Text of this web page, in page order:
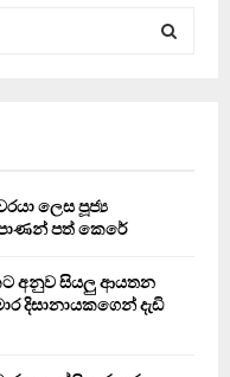
H
ලෙස පූජ්‍ය
පත් කෙරේ
අනුව සියලු ආයතන
දිසානායකගෙන් දැඩි